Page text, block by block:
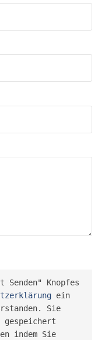
Senden" Knopfes
ein
Sie
gespeichert
indem Sie